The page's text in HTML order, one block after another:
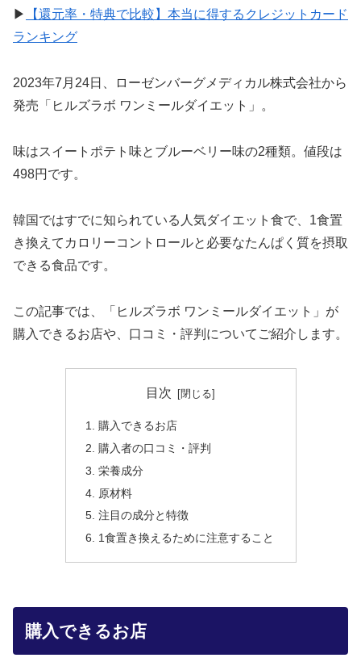
▶
【還元率・特典で比較】本当に得するクレジットカード
ランキング
2023年7月24日、ローゼンバーグメディカル株式会社から
発売「ヒルズラボ ワンミールダイエット」。
味はスイートポテト味とブルーベリー味の2種類。値段は
498円です。
韓国ではすでに知られている人気ダイエット食で、1食置
き換えてカロリーコントロールと必要なたんぱく質を摂取
できる食品です。
この記事では、「ヒルズラボ ワンミールダイエット」が
購入できるお店や、口コミ・評判についてご紹介します。
目次
購入できるお店
購入者の口コミ・評判
栄養成分
原材料
注目の成分と特徴
1食置き換えるために注意すること
購入できるお店